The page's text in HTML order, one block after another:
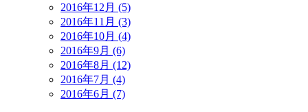
2016年12月 (5)
2016年11月 (3)
2016年10月 (4)
2016年9月 (6)
2016年8月 (12)
2016年7月 (4)
2016年6月 (7)